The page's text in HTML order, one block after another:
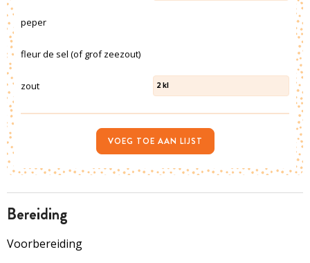
bereiding
Voorbereiding
peper
fleur de sel (of grof zeezout)
zout 2 kl
VOEG TOE AAN LIJST